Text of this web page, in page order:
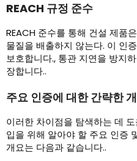
REACH 규정 준수
REACH 준수를 통해 건설 제품
물질을 배출하지 않는다. 이 인
보호합니다., 통관 지연을 방지
장합니다..
주요 인증에 대한 간략한
이러한 차이점을 탐색하는 데
입을 위해 알아야 할 주요 인증
개요는 다음과 같습니다..